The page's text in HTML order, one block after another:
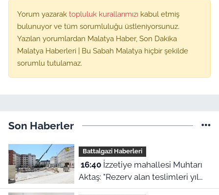
Yorum yazarak topluluk kurallarımızı kabul etmiş
bulunuyor ve tüm sorumluluğu üstleniyorsunuz.
Yazılan yorumlardan Malatya Haber, Son Dakika
Malatya Haberleri | Bu Sabah Malatya hiçbir şekilde
sorumlu tutulamaz.
Son Haberler
Battalgazi Haberleri
16:40İzzetiye mahallesi Muhtarı
Aktaş: "Rezerv alan teslimleri yıl
sonunu bulur"